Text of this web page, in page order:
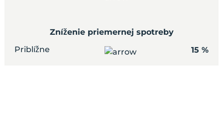
Zníženie priemernej spotreby
Priblížne
15 %